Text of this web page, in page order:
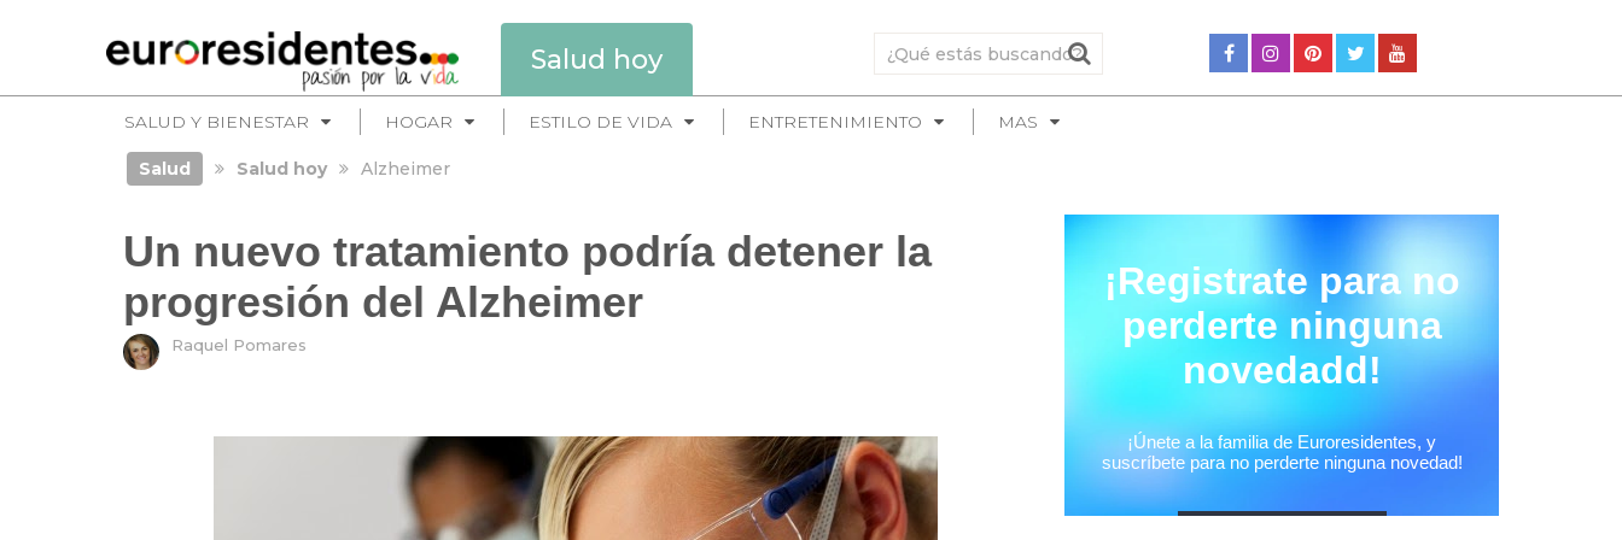
Salud hoy
SALUD Y BIENESTAR HOGAR ESTILO DE VIDA ENTRETENIMIENTO MAS
Salud Salud hoy Alzheimer
Un nuevo tratamiento podría detener la
progresión del Alzheimer
Raquel Pomares